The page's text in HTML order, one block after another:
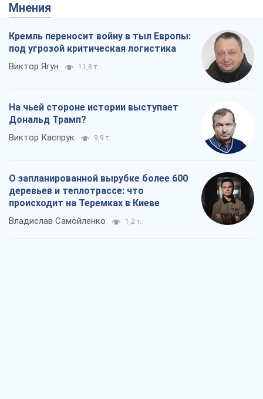
Мнения
Кремль переносит войну в тыл Европы:
под угрозой критическая логистика
Виктор Ягун 11,8 т.
На чьей стороне истории выступает
Дональд Трамп?
Виктор Каспрук 9,9 т.
О запланированной вырубке более 600
деревьев и теплотрассе: что
происходит на Теремках в Киеве
Владислав Самойленко 1,2 т.